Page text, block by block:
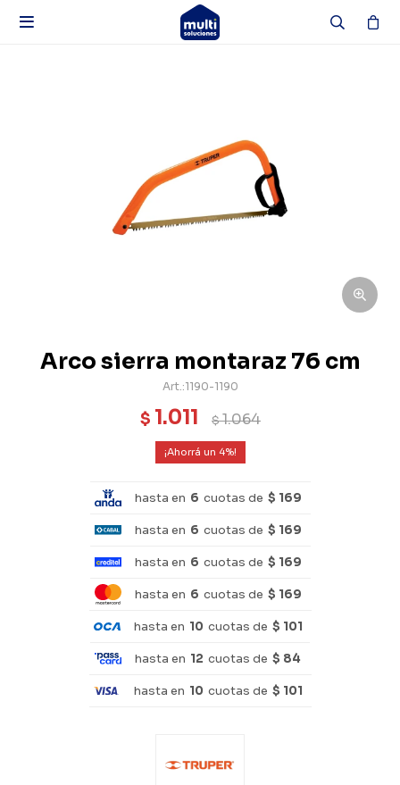

Arco sierra montaraz 76 cm
1190-1190
$ 1.011 $1.064
4
hasta en 6 cuotas de $ 169
hasta en 6 cuotas de $ 169
hasta en 6 cuotas de $ 169
hasta en 6 cuotas de $ 169
hasta en 10 cuotas de $ 101
hasta en 12 cuotas de $ 84
hasta en 10 cuotas de $ 101